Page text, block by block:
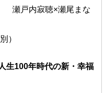
瀬戸内寂聴×瀬尾まな
）
生100年時代の新・幸福